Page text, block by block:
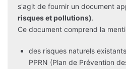
s'agit de fournir un document
risques et pollutions).
Ce document comprend la
des risques naturels
PPRN (Plan de Prévention